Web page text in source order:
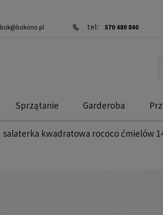
bok@bokono.pl tel: 570 480 840
Sprzątanie Garderoba
salaterka kwadratowa rococo ćmielów